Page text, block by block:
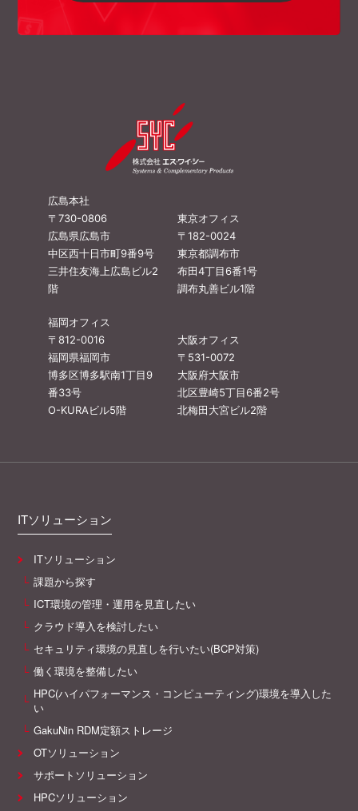
広島本社
〒730-0806
広島県広島市
中区西十日市町9番9号
三井住友海上広島ビル2
階
東京オフィス
〒182-0024
東京都調布市
布田4丁目6番1号
調布丸善ビル1階
福岡オフィス
〒812-0016
福岡県福岡市
博多区博多駅南1丁目9
番33号
O-KURAビル5階
大阪オフィス
〒531-0072
大阪府大阪市
北区豊崎5丁目6番2号
北梅田大宮ビル2階
ITソリューション
ITソリューション
課題から探す
ICT環境の管理・運用を見直したい
クラウド導入を検討したい
セキュリティ環境の見直しを行いたい(BCP対策)
働く環境を整備したい
HPC(ハイパフォーマンス・コンピューティング)環境を導入した
い
GakuNin RDM定額ストレージ
OTソリューション
サポートソリューション
HPCソリューション